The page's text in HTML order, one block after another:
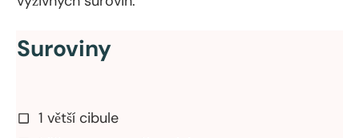
Suroviny
1 větší cibule